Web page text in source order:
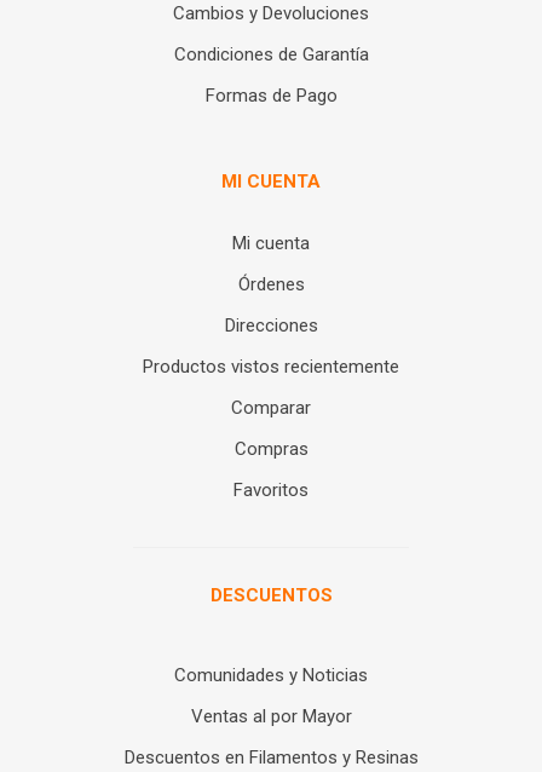
Cambios y Devoluciones
Condiciones de Garantía
Formas de Pago
MI CUENTA
Mi cuenta
Órdenes
Direcciones
Productos vistos recientemente
Comparar
Compras
Favoritos
DESCUENTOS
Comunidades y Noticias
Ventas al por Mayor
Descuentos en Filamentos y Resinas